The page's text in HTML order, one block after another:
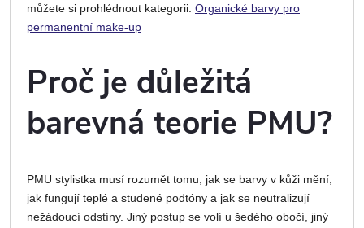
můžete si prohlédnout kategorii: Organické barvy pro
permanentní make-up
Proč je důležitá
barevná teorie PMU?
PMU stylistka musí rozumět tomu, jak se barvy v kůži mění,
jak fungují teplé a studené podtóny a jak se neutralizují
nežádoucí odstíny. Jiný postup se volí u šedého obočí, jiný